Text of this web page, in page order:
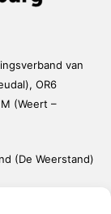
van
OR6
(Weert –
(De Weerstand)